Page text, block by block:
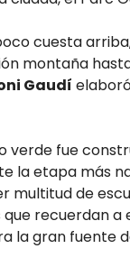
cuesta
montaña
Gaudí
verde fue
la etapa más
multitud de
recuerdan a
la gran fuente